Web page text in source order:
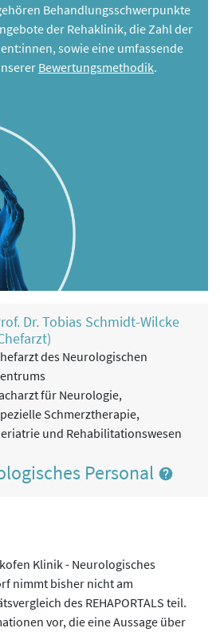
Behandlungsschwerpunkte
der Rehaklinik, die Zahl der
sowie eine umfassende
Bewertungsmethodik.
Dr. Tobias Schmidt-Wilcke
des Neurologischen
für Neurologie,
Schmerztherapie,
und Rehabilitationswesen
Personal
Klinik - Neurologisches
nimmt bisher nicht am
des REHAPORTALS teil.
vor, die eine Aussage über